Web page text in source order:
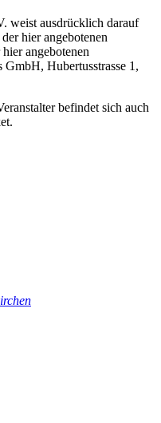
weist ausdrücklich darauf
hier angebotenen
angebotenen
Hubertusstrasse 1,
befindet sich auch